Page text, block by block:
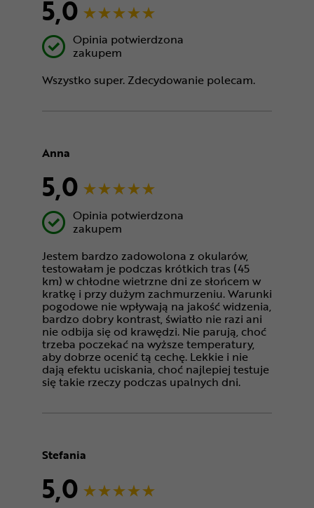
5,0
Opinia potwierdzona
zakupem
Wszystko super. Zdecydowanie polecam.
Anna
5,0
Opinia potwierdzona
zakupem
Jestem bardzo zadowolona z okularów,
testowałam je podczas krótkich tras (45
km) w chłodne wietrzne dni ze słońcem w
kratkę i przy dużym zachmurzeniu. Warunki
pogodowe nie wpływają na jakość widzenia,
bardzo dobry kontrast, światło nie razi ani
nie odbija się od krawędzi. Nie parują, choć
trzeba poczekać na wyższe temperatury,
aby dobrze ocenić tą cechę. Lekkie i nie
dają efektu uciskania, choć najlepiej testuje
się takie rzeczy podczas upalnych dni.
Stefania
5,0